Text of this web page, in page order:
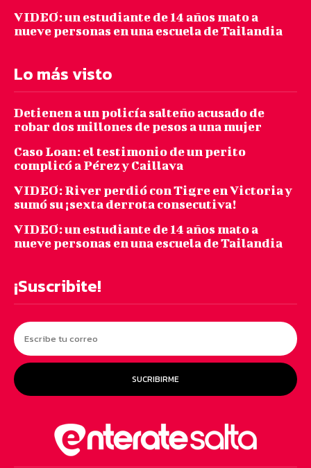
VIDEO: un estudiante de 14 años mato a
nueve personas en una escuela de Tailandia
Lo más visto
Detienen a un policía salteño acusado de
robar dos millones de pesos a una mujer
Caso Loan: el testimonio de un perito
complicó a Pérez y Caillava
VIDEO: River perdió con Tigre en Victoria y
sumó su ¡sexta derrota consecutiva!
VIDEO: un estudiante de 14 años mato a
nueve personas en una escuela de Tailandia
¡Suscribite!
SUCRIBIRME